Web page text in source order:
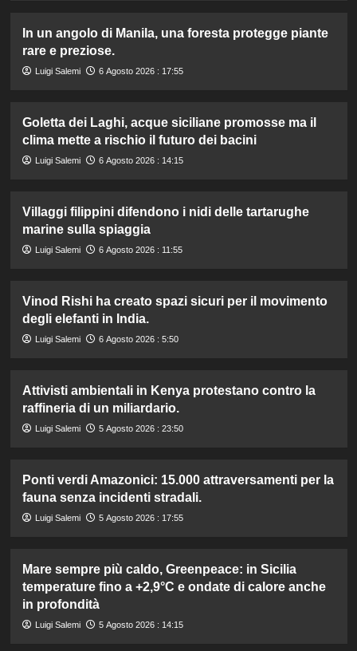
In un angolo di Manila, una foresta protegge piante
rare e preziose.
Luigi Salemi 6 Agosto 2026 : 17:55
Goletta dei Laghi, acque siciliane promosse ma il
clima mette a rischio il futuro dei bacini
Luigi Salemi 6 Agosto 2026 : 14:15
Villaggi filippini difendono i nidi delle tartarughe
marine sulla spiaggia
Luigi Salemi 6 Agosto 2026 : 11:55
Vinod Rishi ha creato spazi sicuri per il movimento
degli elefanti in India.
Luigi Salemi 6 Agosto 2026 : 5:50
Attivisti ambientali in Kenya protestano contro la
raffineria di un miliardario.
Luigi Salemi 5 Agosto 2026 : 23:50
Ponti verdi Amazonici: 15.000 attraversamenti per la
fauna senza incidenti stradali.
Luigi Salemi 5 Agosto 2026 : 17:55
Mare sempre più caldo, Greenpeace: in Sicilia
temperature fino a +2,9°C e ondate di calore anche
in profondità
Luigi Salemi 5 Agosto 2026 : 14:15